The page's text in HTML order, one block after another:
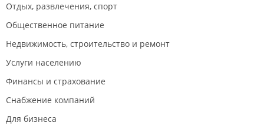
Отдых, развлечения, спорт
Общественное питание
Недвижимость, строительство и ремонт
Услуги населению
Финансы и страхование
Снабжение компаний
Для бизнеса